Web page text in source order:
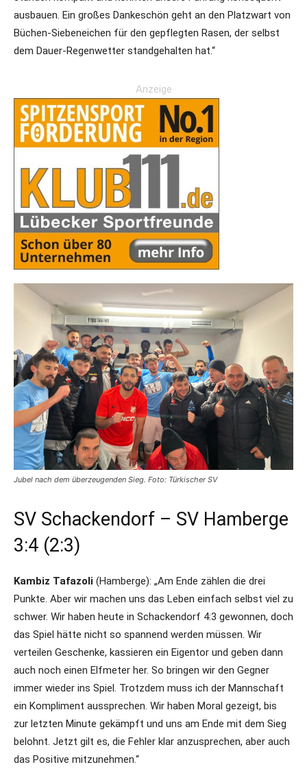
ausbauen. Ein großes Dankeschön geht an den Platzwart von
Büchen-Siebeneichen für den gepflegten Rasen, der selbst
dem Dauer-Regenwetter standgehalten hat.“
Anzeige
Jubel nach dem überzeugenden Sieg. Foto: Türkischer SV
SV Schackendorf – SV Hamberge
3:4 (2:3)
Kambiz Tafazoli (Hamberge): „Am Ende zählen die drei
Punkte. Aber wir machen uns das Leben einfach selbst viel zu
schwer. Wir haben heute in Schackendorf 4:3 gewonnen, doch
das Spiel hätte nicht so spannend werden müssen. Wir
verteilen Geschenke, kassieren ein Eigentor und geben dann
auch noch einen Elfmeter her. So bringen wir den Gegner
immer wieder ins Spiel. Trotzdem muss ich der Mannschaft
ein Kompliment aussprechen. Wir haben Moral gezeigt, bis
zur letzten Minute gekämpft und uns am Ende mit dem Sieg
belohnt. Jetzt gilt es, die Fehler klar anzusprechen, aber auch
das Positive mitzunehmen.“